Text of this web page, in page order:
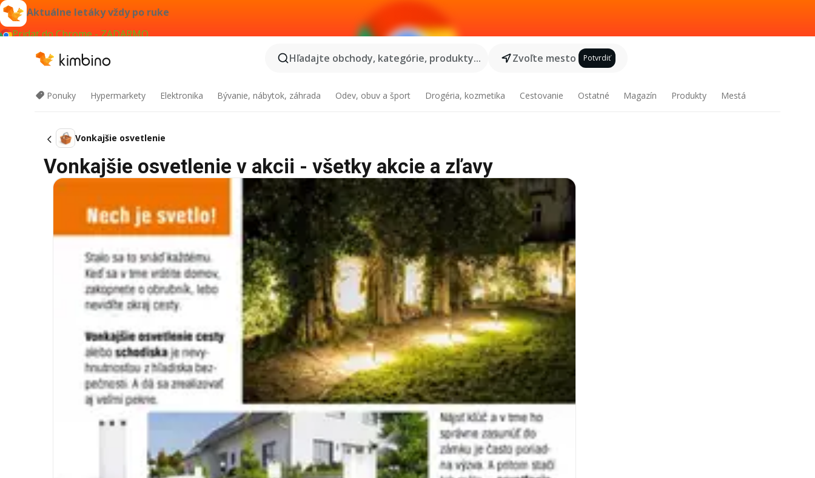
Aktuálne letáky vždy po ruke
Pridať do Chrome - ZADARMO
Hľadajte obchody, kategórie, produkty...
Zvoľte mesto Potvrdiť
Ponuky Hypermarkety Elektronika Bývanie, nábytok, záhrada Odev, obuv a šport Drogéria, kozmetika Cestovanie Ostatné Magazín Produkty Mestá
Vonkajšie osvetlenie
Vonkajšie osvetlenie v akcii - všetky akcie a zľavy